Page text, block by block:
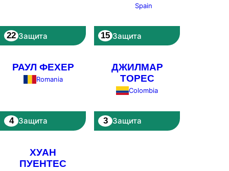
22 Защита
Spain
15 Защита
РАУЛ ФЕХЕР
Romania
4 Защита
ДЖИЛМАР
ТОРЕС
Colombia
3 Защита
ХУАН
ПУЕНТЕС